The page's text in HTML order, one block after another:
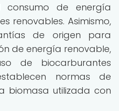
consumo de energía
renovables. Asimismo,
de origen para
de energía renovable,
de biocarburantes
normas de
biomasa utilizada con